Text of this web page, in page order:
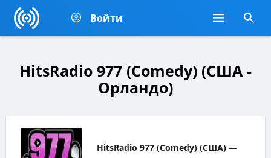
Войти
HitsRadio 977 (Comedy) (США -
Орландо)
HitsRadio 977 (Comedy) (США) —